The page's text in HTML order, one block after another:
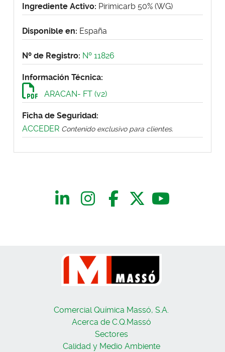
Ingrediente Activo: Pirimicarb 50% (WG)
Disponible en: España
Nº de Registro: Nº 11826
Información Técnica:
ARACAN- FT (v2)
Ficha de Seguridad:
ACCEDER Contenido exclusivo para clientes.
Comercial Química Massó, S.A.
Acerca de C.Q.Massó
Sectores
Calidad y Medio Ambiente